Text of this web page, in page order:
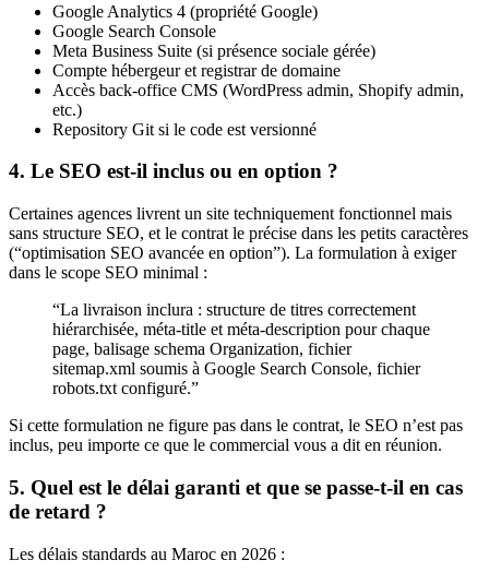
Google Analytics 4 (propriété Google)
Google Search Console
Meta Business Suite (si présence sociale gérée)
Compte hébergeur et registrar de domaine
Accès back-office CMS (WordPress admin, Shopify admin,
etc.)
Repository Git si le code est versionné
4. Le SEO est-il inclus ou en option ?
Certaines agences livrent un site techniquement fonctionnel mais
sans structure SEO, et le contrat le précise dans les petits caractères
(“optimisation SEO avancée en option”). La formulation à exiger
dans le scope SEO minimal :
“La livraison inclura : structure de titres correctement
hiérarchisée, méta-title et méta-description pour chaque
page, balisage schema Organization, fichier
sitemap.xml soumis à Google Search Console, fichier
robots.txt configuré.”
Si cette formulation ne figure pas dans le contrat, le SEO n’est pas
inclus, peu importe ce que le commercial vous a dit en réunion.
5. Quel est le délai garanti et que se passe-t-il en cas
de retard ?
Les délais standards au Maroc en 2026 :